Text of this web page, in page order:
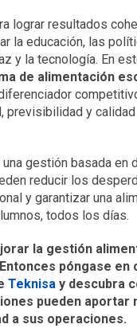
lograr resultados
la educación, las
y la tecnología. En
de alimentación
previsibilidad y
una gestión basada en
reducir los
y garantizar una
todos los días.
la gestión
póngase en
Teknisay descubra
pueden aportar
a sus operaciones.